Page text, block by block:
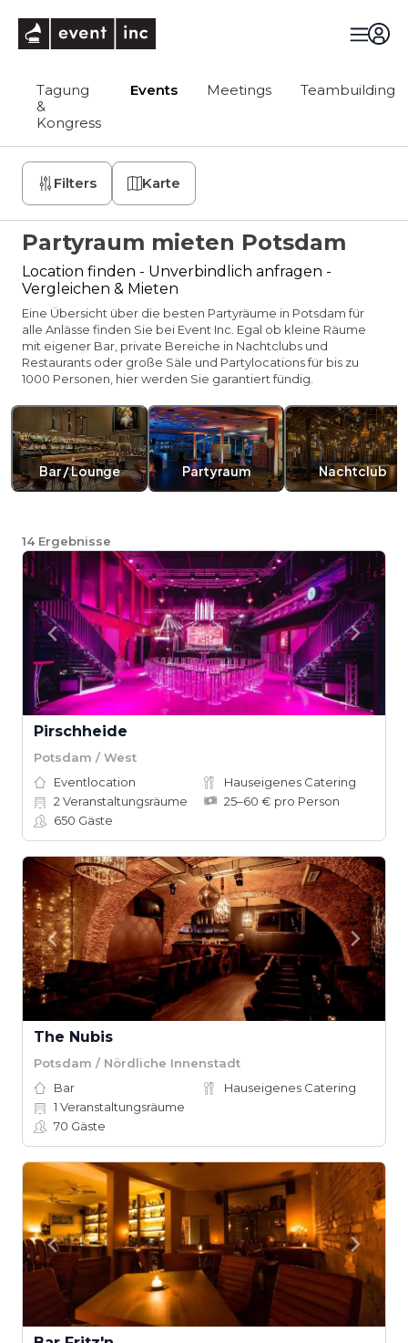
Tagung
&
Kongress
Events Meetings Teambuilding
Filters Karte
Partyraum mieten Potsdam
Location finden - Unverbindlich anfragen -
Vergleichen & Mieten
Eine Übersicht über die besten Partyräume in Potsdam für
alle Anlässe finden Sie bei Event Inc. Egal ob kleine Räume
mit eigener Bar, private Bereiche in Nachtclubs und
Restaurants oder große Säle und Partylocations für bis zu
1000 Personen, hier werden Sie garantiert fündig.
Bar / Lounge Partyraum Nachtclub
14 Ergebnisse
Pirschheide
Potsdam / West
Eventlocation
Hauseigenes Catering
2 Veranstaltungsräume
25–60 € pro Person
650 Gäste
The Nubis
Potsdam / Nördliche Innenstadt
Bar
Hauseigenes Catering
1 Veranstaltungsräume
70 Gäste